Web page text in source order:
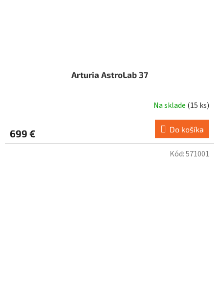
Arturia AstroLab 37
Na sklade (15 ks)
699 € Do košíka
Kód:571001